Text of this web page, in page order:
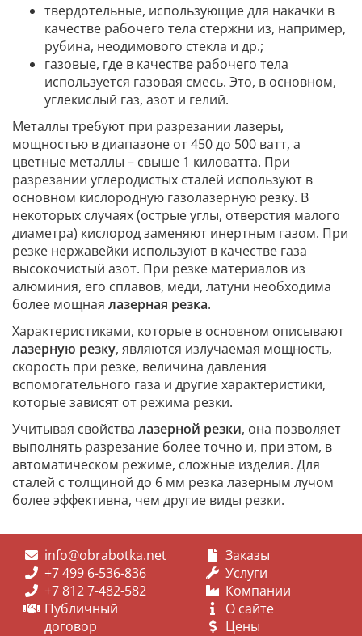
твердотельные, использующие для накачки в
качестве рабочего тела стержни из, например,
рубина, неодимового стекла и др.;
газовые, где в качестве рабочего тела
используется газовая смесь. Это, в основном,
углекислый газ, азот и гелий.
Металлы требуют при разрезании лазеры,
мощностью в диапазоне от 450 до 500 ватт, а
цветные металлы – свыше 1 киловатта. При
разрезании углеродистых сталей используют в
основном кислородную газолазерную резку. В
некоторых случаях (острые углы, отверстия малого
диаметра) кислород заменяют инертным газом. При
резке нержавейки используют в качестве газа
высокочистый азот. При резке материалов из
алюминия, его сплавов, меди, латуни необходима
более мощная лазерная резка.
Характеристиками, которые в основном описывают
лазерную резку, являются излучаемая мощность,
скорость при резке, величина давления
вспомогательного газа и другие характеристики,
которые зависят от режима резки.
Учитывая свойства лазерной резки, она позволяет
выполнять разрезание более точно и, при этом, в
автоматическом режиме, сложные изделия. Для
сталей с толщиной до 6 мм резка лазерным лучом
более эффективна, чем другие виды резки.
info@obrabotka.net
+7 499 6-536-836
+7 812 7-482-582
Публичный
договор
Заказы
Услуги
Компании
О сайте
Цены